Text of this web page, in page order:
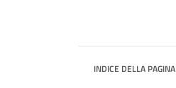
INDICE DELLA PAGINA